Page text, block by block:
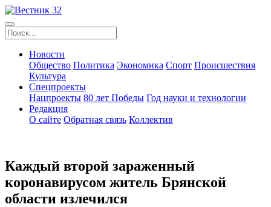
Новости
Общество Политика Экономика Спорт Происшествия
Культура
Спецпроекты
Нацпроекты 80 лет Победы Год науки и технологии
Редакция
О сайте Обратная связь Коллектив
Каждый второй зараженный
коронавирусом житель Брянской
области излечился